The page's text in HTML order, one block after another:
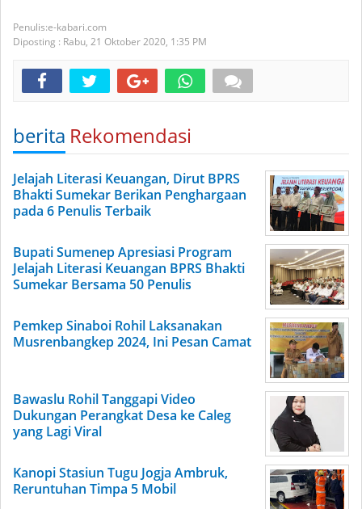
e-kabari.com
Diposting : Rabu, 21 Oktober 2020, 1:35 PM
berita Rekomendasi
Jelajah Literasi Keuangan, Dirut BPRS
Bhakti Sumekar Berikan Penghargaan
pada 6 Penulis Terbaik
Bupati Sumenep Apresiasi Program
Jelajah Literasi Keuangan BPRS Bhakti
Sumekar Bersama 50 Penulis
Pemkep Sinaboi Rohil Laksanakan
Musrenbangkep 2024, Ini Pesan Camat
Bawaslu Rohil Tanggapi Video
Dukungan Perangkat Desa ke Caleg
yang Lagi Viral
Kanopi Stasiun Tugu Jogja Ambruk,
Reruntuhan Timpa 5 Mobil